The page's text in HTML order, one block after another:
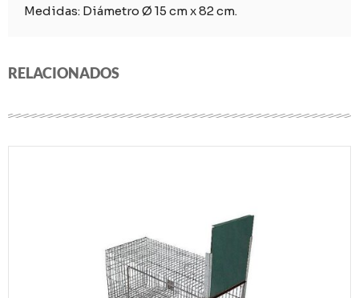
Medidas: Diámetro Ø 15 cm x 82 cm.
RELACIONADOS